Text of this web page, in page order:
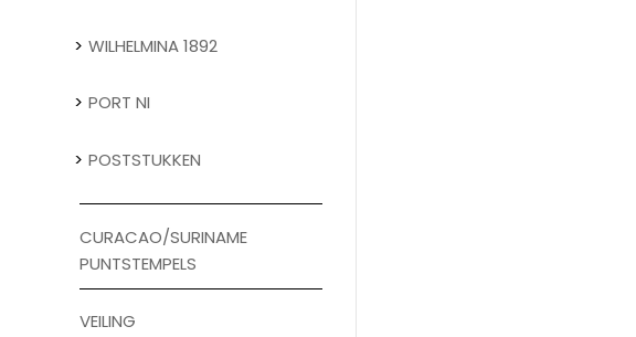
WILHELMINA 1892
PORT NI
POSTSTUKKEN
CURACAO/SURINAME
PUNTSTEMPELS
VEILING